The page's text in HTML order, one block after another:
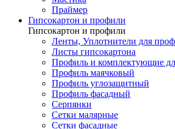
Праймер
Гипсокартон и профили
Гипсокартон и профили
Ленты, Уплотнители для
Листы гипсокартона
Профиль и комплектующие
Профиль маячковый
Профиль углозащитный
Профиль фасадный
Серпянки
Сетки малярные
Сетки фасадные